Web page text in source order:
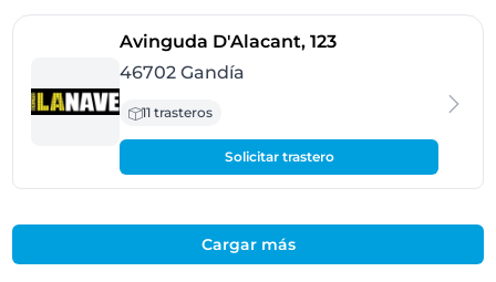
Avinguda D'Alacant, 123- Gandía
46702 Gandía
11 trasteros
Solicitar trastero
Cargar más